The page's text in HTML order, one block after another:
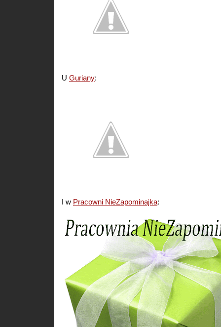
U Guriany:
I w Pracowni NieZapominajka: